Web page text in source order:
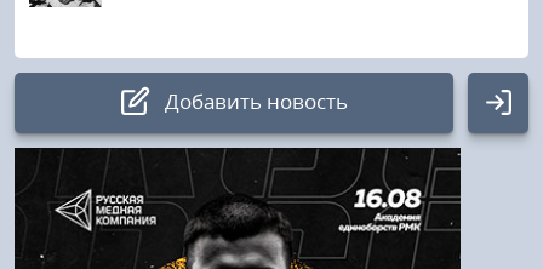
Добавить новость
Авторизация
Логин: